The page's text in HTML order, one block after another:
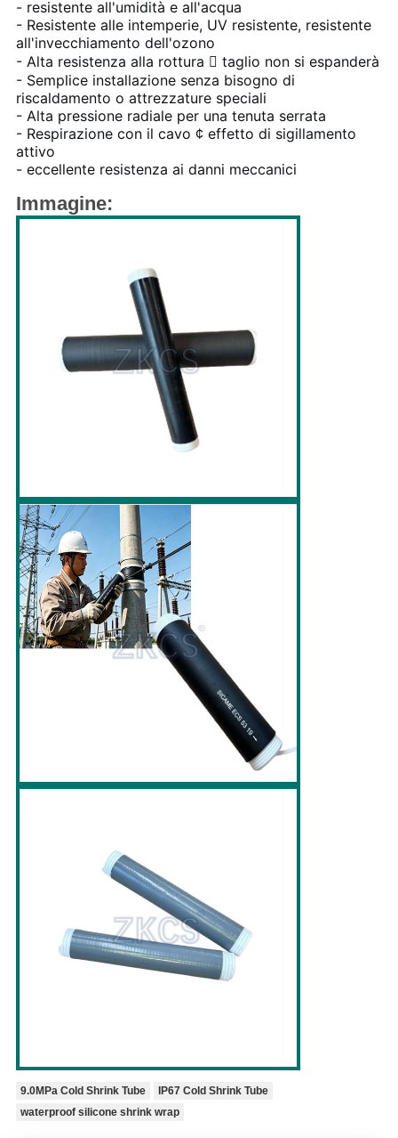
- resistente all'umidità e all'acqua
- Resistente alle intemperie, UV resistente, resistente
all'invecchiamento dell'ozono
- Alta resistenza alla rottura  taglio non si espanderà
- Semplice installazione senza bisogno di
riscaldamento o attrezzature speciali
- Alta pressione radiale per una tenuta serrata
- Respirazione con il cavo ¢ effetto di sigillamento
attivo
- eccellente resistenza ai danni meccanici
Immagine:
9.0MPa Cold Shrink Tube
IP67 Cold Shrink Tube
waterproof silicone shrink wrap